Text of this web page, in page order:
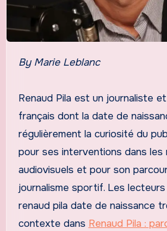
By Marie Leblanc
Renaud Pila est un journaliste
français dont la date de
régulièrement la curiosité du
pour ses interventions dans les
audiovisuels et pour son
journalisme sportif. Les
renaud pila date de naissance
contexte dans Renaud Pila :